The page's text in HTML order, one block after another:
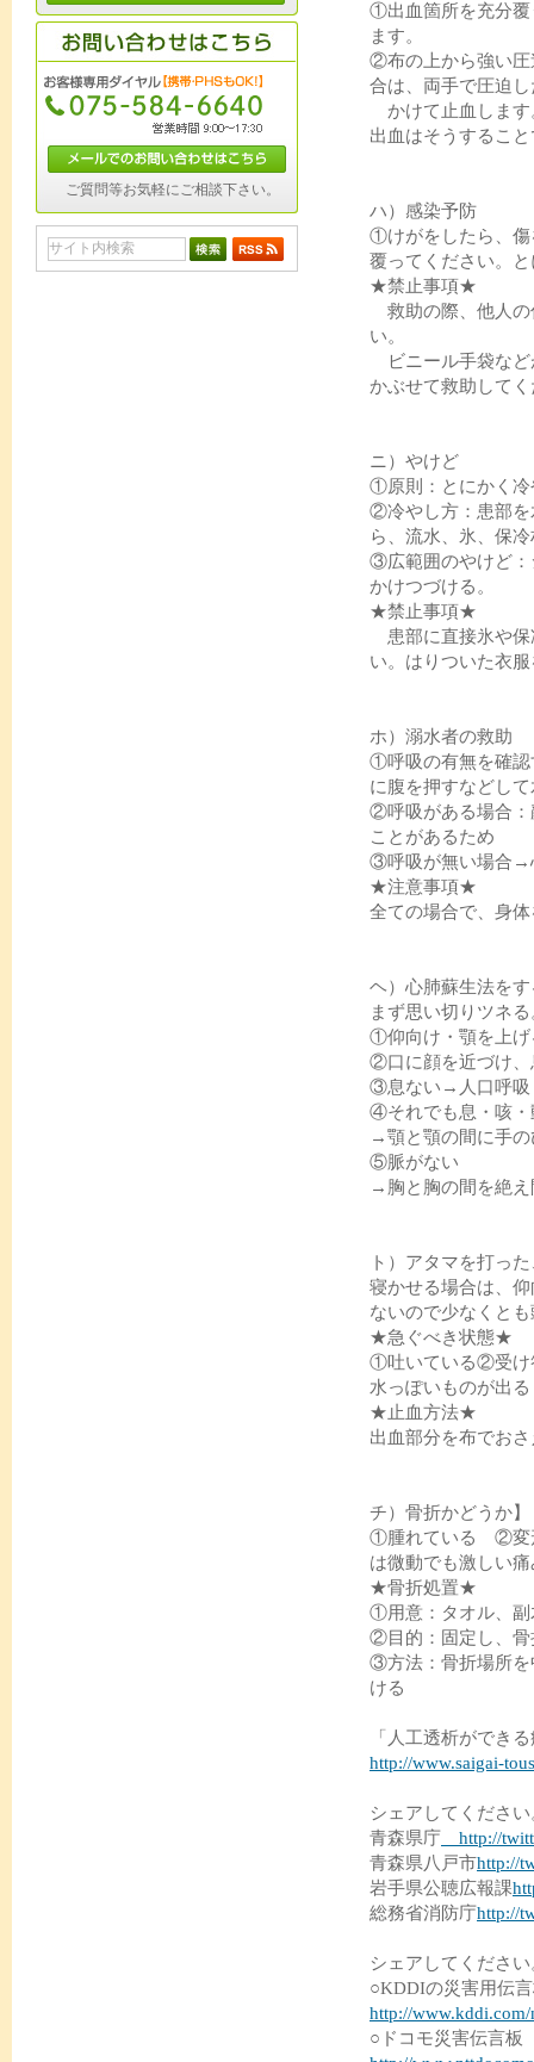
①出血箇所を充分覆
ます。
②布の上から強い圧
合は、両手で圧迫
かけて止血します
出血はそうするこ
ハ）感染予防
①けがをしたら、傷
覆ってください。
★禁止事項★
救助の際、他人の
い。
ビニール手袋など
かぶせて救助して
ニ）やけど
①原則：とにかく冷
②冷やし方：患部を
ら、流水、氷、保
③広範囲のやけど：
かけつづける。
★禁止事項★
患部に直接氷や保
い。はりついた衣
ホ）溺水者の救助
①呼吸の有無を確認
に腹を押すなどし
②呼吸がある場合
ことがあるため
③呼吸が無い場合
★注意事項★
全ての場合で、身
ヘ）心肺蘇生法を
まず思い切りツネ
①仰向け・顎を上
②口に顔を近づけ
③息ない→人口呼
④それでも息・咳・
→顎と顎の間に手
⑤脈がない
→胸と胸の間を絶
ト）アタマを打っ
寝かせる場合は、
ないので少なくと
★急ぐべき状態★
①吐いている②受け
水っぽいものが出
★止血方法★
出血部分を布でお
チ）骨折かどうか】
①腫れている ②変
は微動でも激しい
★骨折処置★
①用意：タオル、副
②目的：固定し、骨
③方法：骨折場所を
ける
「人工透析ができ
http://www.saigai-
シェアしてくださ
青森県庁 http://
青森県八戸市http://
岩手県公聴広報課
総務省消防庁http://
シェアしてくださ
○KDDIの災害用伝
http://www.kddi.com/
○ドコモ災害伝言板
ご質問等お気軽にご相談下さい。